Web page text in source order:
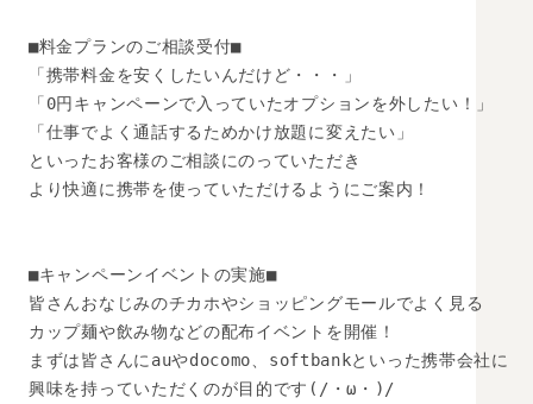
■料金プランのご相談受付■
「携帯料金を安くしたいんだけど・・・」
「0円キャンペーンで入っていたオプションを外したい！」
「仕事でよく通話するためかけ放題に変えたい」
といったお客様のご相談にのっていただき
より快適に携帯を使っていただけるようにご案内！
■キャンペーンイベントの実施■
皆さんおなじみのチカホやショッピングモールでよく見る
カップ麺や飲み物などの配布イベントを開催！
まずは皆さんにauやdocomo、softbankといった携帯会社に
興味を持っていただくのが目的です(/・ω・)/